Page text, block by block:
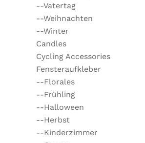
--Vatertag
--Weihnachten
--Winter
Candles
Cycling Accessories
Fensteraufkleber
--Florales
--Frühling
--Halloween
--Herbst
--Kinderzimmer